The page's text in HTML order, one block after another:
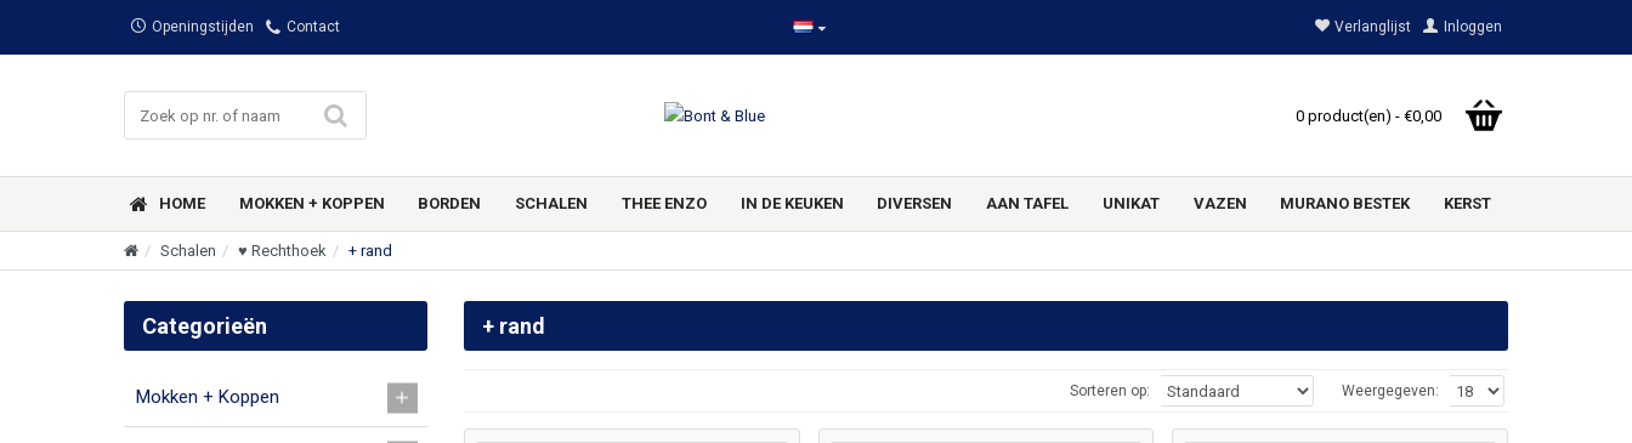
Openingstijden Contact Verlanglijst Inloggen
0 product(en) - €0,00
HOME MOKKEN + KOPPEN BORDEN SCHALEN THEE ENZO IN DE KEUKEN DIVERSEN AAN TAFEL UNIKAT VAZEN MURANO BESTEK KERST
Schalen ♥ Rechthoek + rand
Categorieën
Mokken + Koppen
+ rand
Sorteren op: Weergegeven: